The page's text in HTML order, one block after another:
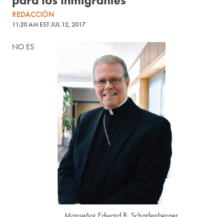
REDACCIÓN
11:20 AM EST JUL 12, 2017
NO ES